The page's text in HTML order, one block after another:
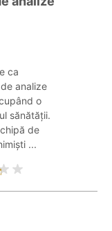
ca
analize
o
sănătății.
de
...